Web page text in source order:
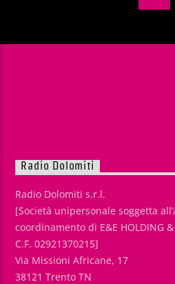
Radio Dolomiti
Radio Dolomiti s.r.l.
[Società unipersonale soggetta
coordinamento di E&E HOLDING &
C.F. 02921370215]
Via Missioni Africane, 17
38121 Trento TN